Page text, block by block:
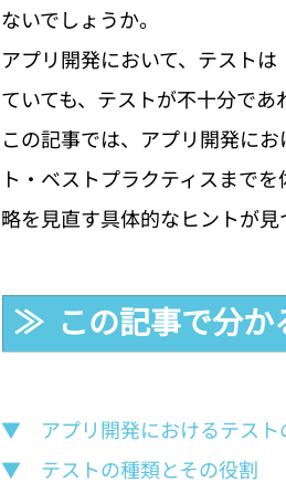
ないでしょうか。
アプリ開発において、テスト
ていても、テストが不十分であ
この記事では、アプリ開発に
ト・ベストプラクティスまで
略を見直す具体的なヒントが見
≫  この記事で分か
▼　アプリ開発におけるテスト
▼　テストの種類とその役割